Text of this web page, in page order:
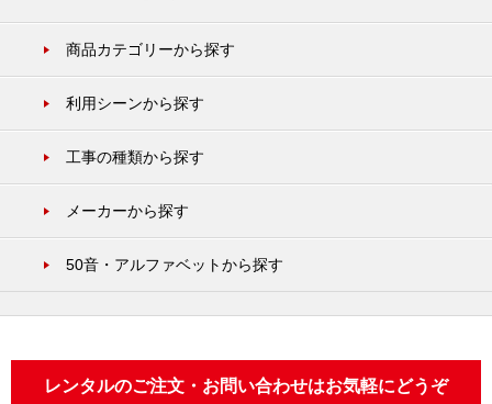
商品カテゴリーから探す
利用シーンから探す
工事の種類から探す
メーカーから探す
50音・アルファベットから探す
レンタルのご注文・お問い合わせはお気軽にどうぞ